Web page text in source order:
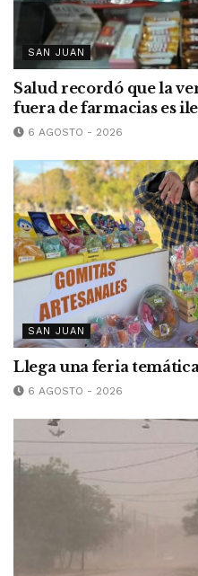
SAN JUAN
Salud recordó que la
fuera de farmacias es
6 AGOSTO - 2026
SAN JUAN
Llega una feria
6 AGOSTO - 2026